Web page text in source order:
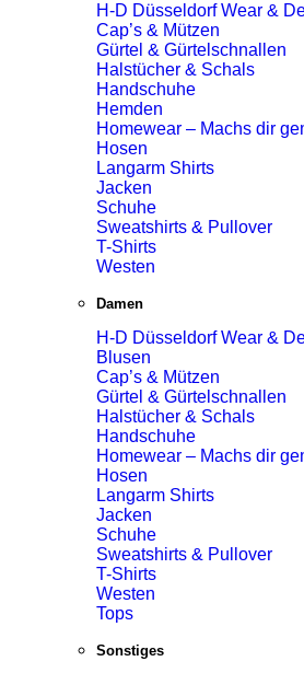
H-D Düsseldorf Wear &
Cap’s & Mützen
Gürtel & Gürtelschnallen
Halstücher & Schals
Handschuhe
Hemden
Homewear – Machs dir
Hosen
Langarm Shirts
Jacken
Schuhe
Sweatshirts & Pullover
T-Shirts
Westen
Damen
H-D Düsseldorf Wear &
Blusen
Cap’s & Mützen
Gürtel & Gürtelschnallen
Halstücher & Schals
Handschuhe
Homewear – Machs dir
Hosen
Langarm Shirts
Jacken
Schuhe
Sweatshirts & Pullover
T-Shirts
Westen
Tops
Sonstiges